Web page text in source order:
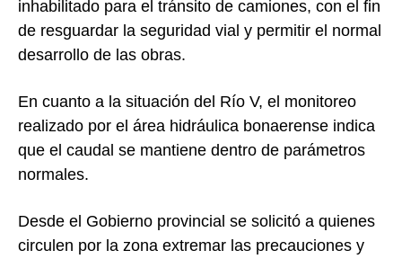
inhabilitado para el tránsito de camiones, con el fin
de resguardar la seguridad vial y permitir el normal
desarrollo de las obras.
En cuanto a la situación del Río V, el monitoreo
realizado por el área hidráulica bonaerense indica
que el caudal se mantiene dentro de parámetros
normales.
Desde el Gobierno provincial se solicitó a quienes
circulen por la zona extremar las precauciones y